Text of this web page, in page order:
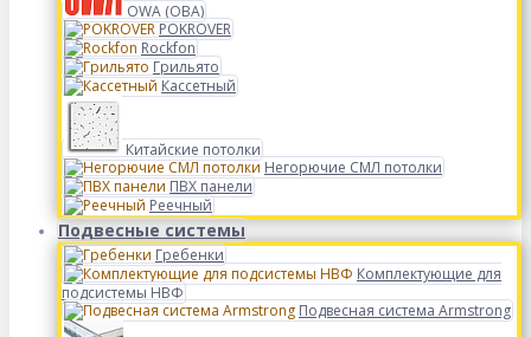
OWA (ОВА)
POKROVER
Rockfon
Грильято
Кассетный
Китайские потолки
Негорючие СМЛ потолки
ПВХ панели
Реечный
Подвесные системы
Гребенки
Комплектующие для
подсистемы НВФ
Подвесная система Armstrong